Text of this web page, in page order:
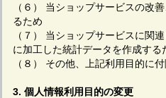
（６） 当ショップサービスの改
るため
（７） 当ショップサービスに関
に加工した統計データを作成する
（８） その他、上記利用目的に
3. 個人情報利用目的の変更